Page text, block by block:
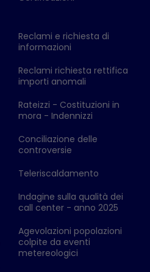
Reclami e richiesta di
informazioni
Reclami richiesta rettifica
importi anomali
Rateizzi - Costituzioni in
mora - Indennizzi
Conciliazione delle
controversie
Teleriscaldamento
Indagine sulla qualità dei
call center - anno 2025
Agevolazioni popolazioni
colpite da eventi
metereologici